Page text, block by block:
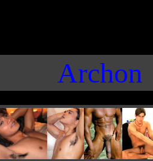
Archon